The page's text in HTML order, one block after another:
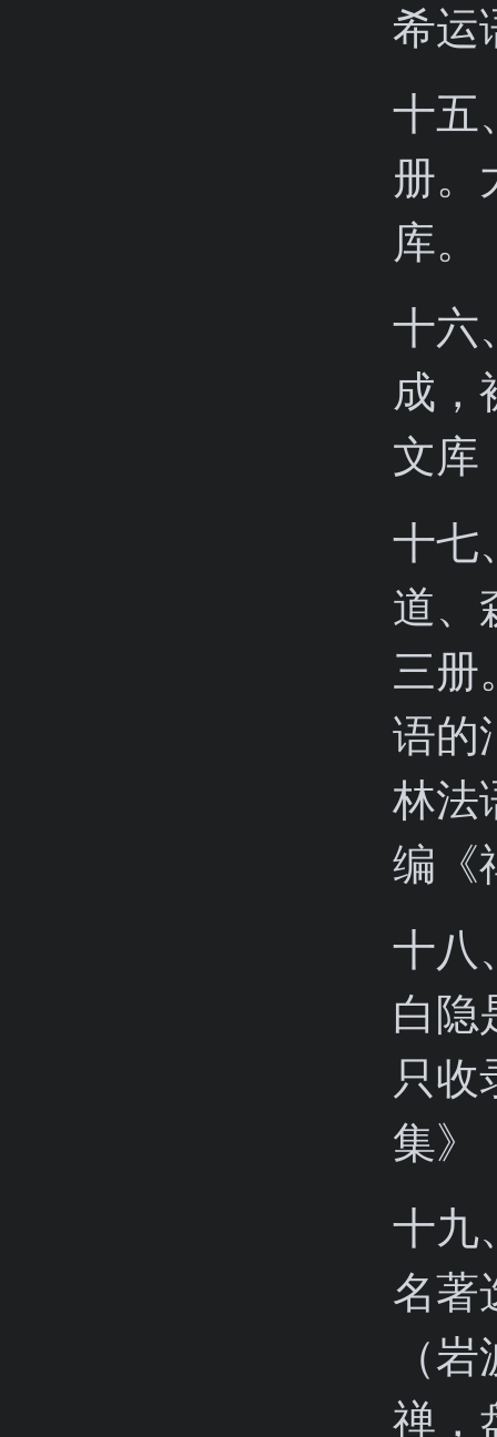
希运
十五
册。
库。
十六
成，
文库
十七
道、
三册
语的
林法
编《
十八
白隐
只收
集》
十九
名著
（
禅，